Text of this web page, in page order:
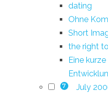
dating
Ohne
Short
the right
Eine
7 July